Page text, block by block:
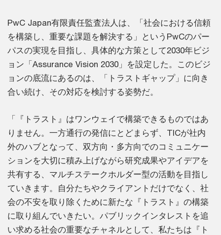
PwC Japan有限責任監査法人は、「社会における信頼
を構築し、重要な課題を解決する」というPwCのパー
パスの実現を目指し、具体的な方策として2030年ビジ
ョン「Assurance Vision 2030」を設定した。このビジ
ョンの底流にあるのは、「トラストギャップ」に向き
合い続け、その対応を検討する姿勢だ。
「『トラスト』はワンウェイで構築できるものではあ
りません。一方通行の発信にとどまらず、TICが社内
外のハブとなって、双方向・多方向でのコミュニケー
ションを大切に積み上げながら研究成果やアイデアを
共有する、マルチステークホルダー型の活動を目指し
ていきます。自分たちやクライアントだけでなく、社
会の不安を取り除くために新たな『トラスト』の構築
に取り組んでいきたい。パブリックインタレストを追
い求める社会の重要なチャネルとして、私たちは『ト